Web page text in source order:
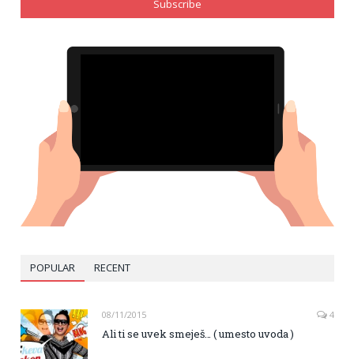
POPULAR RECENT
08/11/2015 4
Ali ti se uvek smeješ… ( umesto uvoda )